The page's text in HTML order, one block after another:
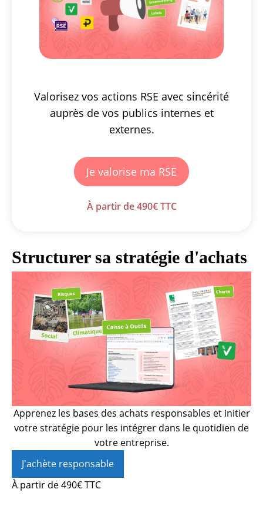
Valorisez vos actions RSE avec sincérité
auprès de vos publics internes et
externes.
Je valorise ma RSE
À partir de 490€ TTC
Structurer sa stratégie d'achats
Apprenez les bases des achats responsables et initier
votre stratégie pour les intégrer dans le quotidien de
votre entreprise.
J'achète responsable
À partir de 490€ TTC